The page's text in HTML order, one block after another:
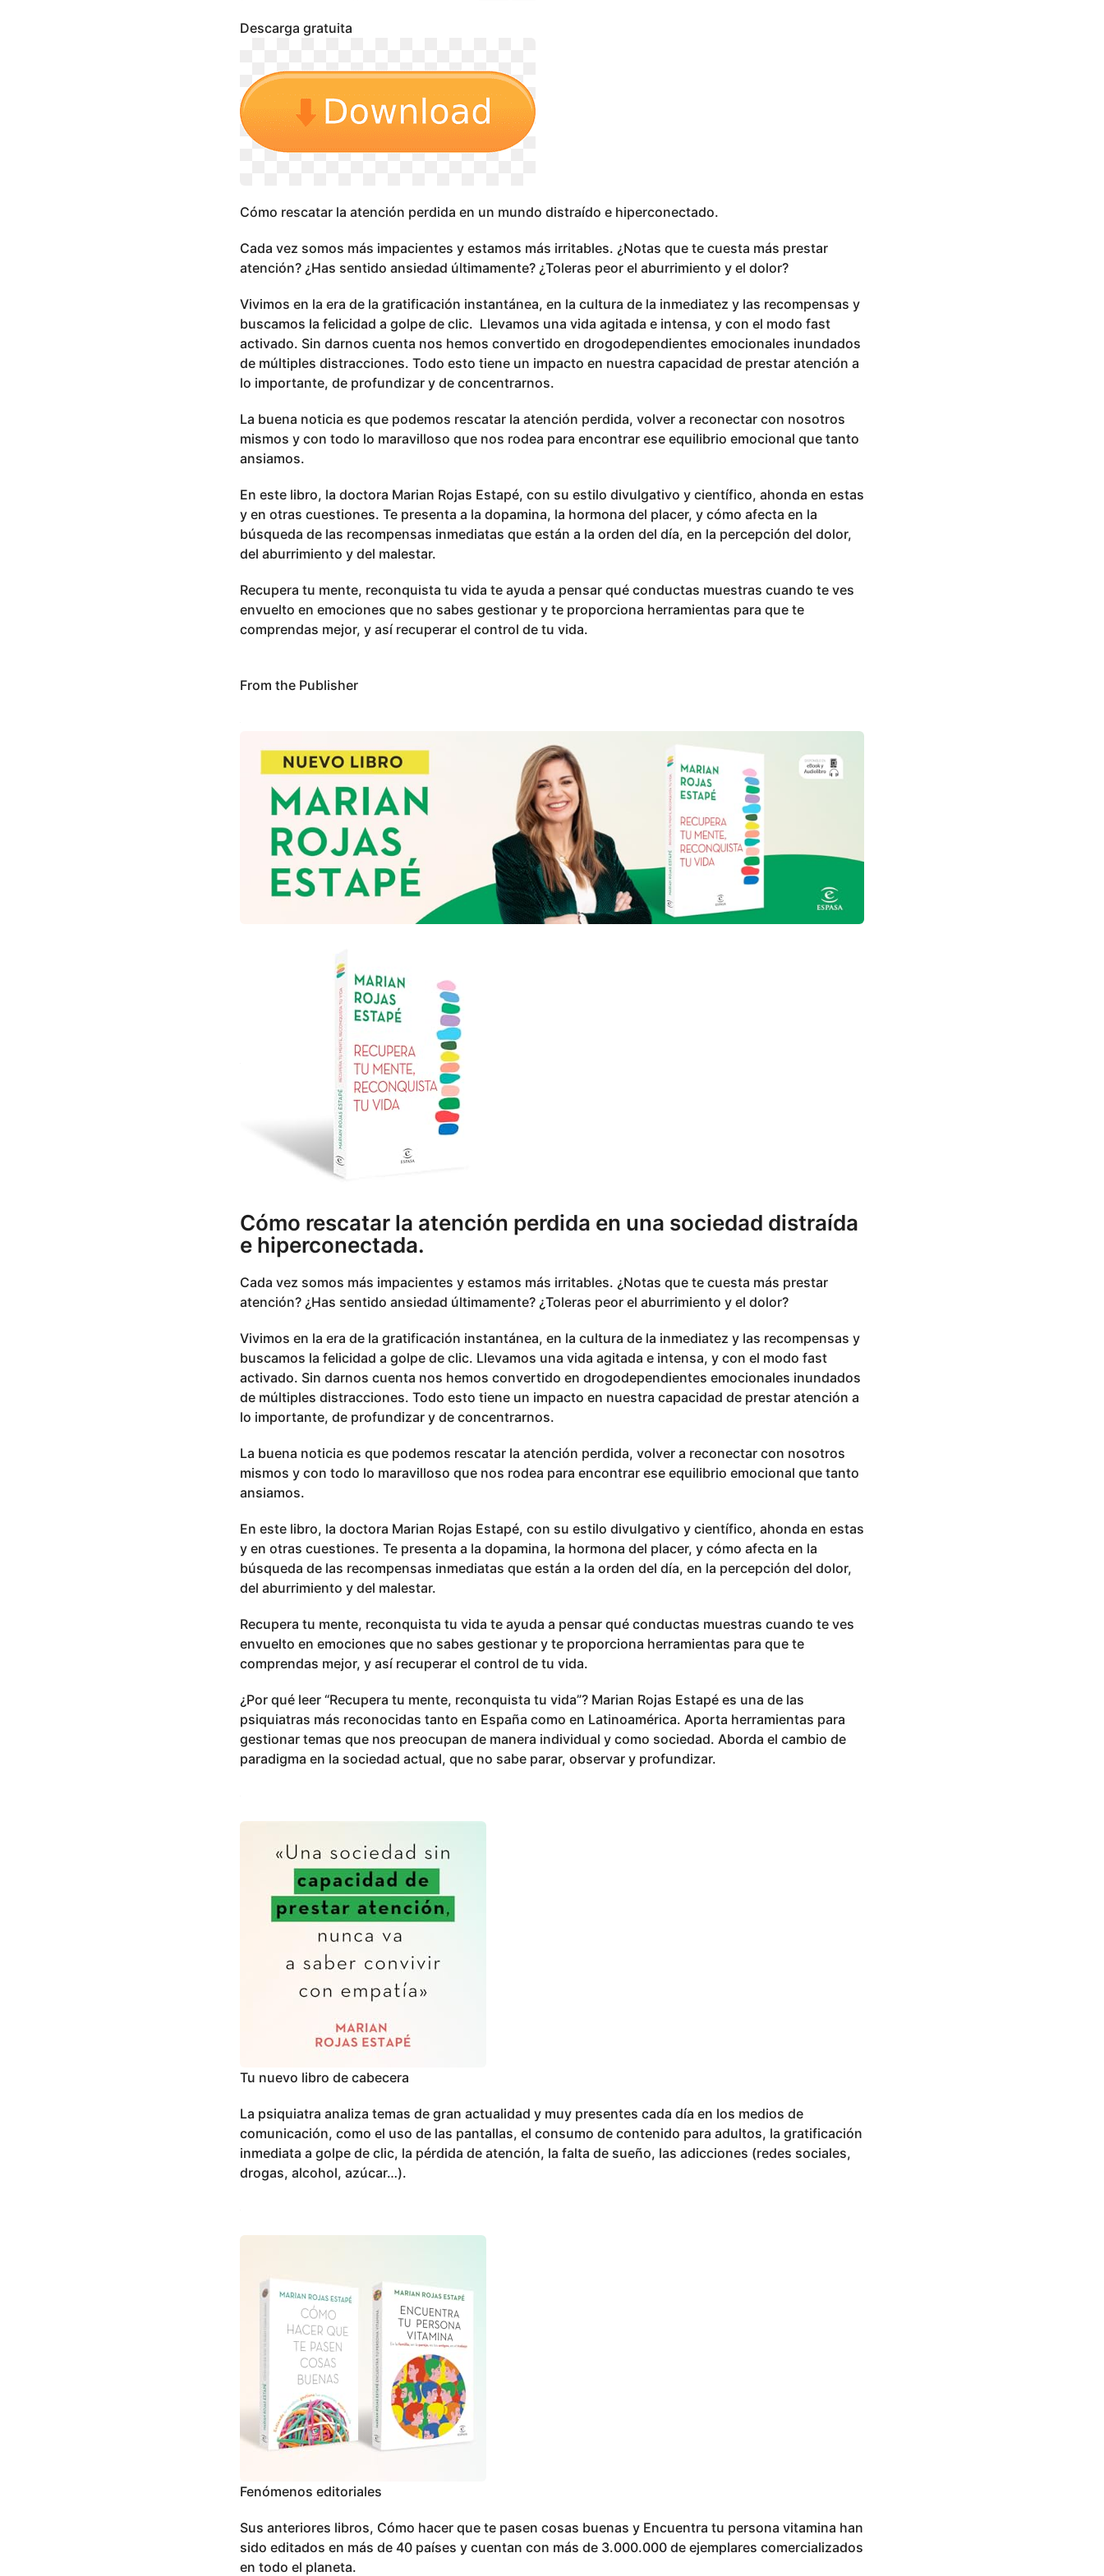
Descarga gratuita
Cómo rescatar la atención perdida en un mundo distraído e hiperconectado.
Cada vez somos más impacientes y estamos más irritables. ¿Notas que te cuesta más prestar
atención? ¿Has sentido ansiedad últimamente? ¿Toleras peor el aburrimiento y el dolor?
Vivimos en la era de la gratificación instantánea, en la cultura de la inmediatez y las recompensas y
buscamos la felicidad a golpe de clic. Llevamos una vida agitada e intensa, y con el modo fast
activado. Sin darnos cuenta nos hemos convertido en drogodependientes emocionales inundados
de múltiples distracciones. Todo esto tiene un impacto en nuestra capacidad de prestar atención a
lo importante, de profundizar y de concentrarnos.
La buena noticia es que podemos rescatar la atención perdida, volver a reconectar con nosotros
mismos y con todo lo maravilloso que nos rodea para encontrar ese equilibrio emocional que tanto
ansiamos.
En este libro, la doctora Marian Rojas Estapé, con su estilo divulgativo y científico, ahonda en estas
y en otras cuestiones. Te presenta a la dopamina, la hormona del placer, y cómo afecta en la
búsqueda de las recompensas inmediatas que están a la orden del día, en la percepción del dolor,
del aburrimiento y del malestar.
Recupera tu mente, reconquista tu vida te ayuda a pensar qué conductas muestras cuando te ves
envuelto en emociones que no sabes gestionar y te proporciona herramientas para que te
comprendas mejor, y así recuperar el control de tu vida.
From the Publisher
Cómo rescatar la atención perdida en una sociedad distraída
e hiperconectada.
Cada vez somos más impacientes y estamos más irritables. ¿Notas que te cuesta más prestar
atención? ¿Has sentido ansiedad últimamente? ¿Toleras peor el aburrimiento y el dolor?
Vivimos en la era de la gratificación instantánea, en la cultura de la inmediatez y las recompensas y
buscamos la felicidad a golpe de clic. Llevamos una vida agitada e intensa, y con el modo fast
activado. Sin darnos cuenta nos hemos convertido en drogodependientes emocionales inundados
de múltiples distracciones. Todo esto tiene un impacto en nuestra capacidad de prestar atención a
lo importante, de profundizar y de concentrarnos.
La buena noticia es que podemos rescatar la atención perdida, volver a reconectar con nosotros
mismos y con todo lo maravilloso que nos rodea para encontrar ese equilibrio emocional que tanto
ansiamos.
En este libro, la doctora Marian Rojas Estapé, con su estilo divulgativo y científico, ahonda en estas
y en otras cuestiones. Te presenta a la dopamina, la hormona del placer, y cómo afecta en la
búsqueda de las recompensas inmediatas que están a la orden del día, en la percepción del dolor,
del aburrimiento y del malestar.
Recupera tu mente, reconquista tu vida te ayuda a pensar qué conductas muestras cuando te ves
envuelto en emociones que no sabes gestionar y te proporciona herramientas para que te
comprendas mejor, y así recuperar el control de tu vida.
¿Por qué leer “Recupera tu mente, reconquista tu vida”? Marian Rojas Estapé es una de las
psiquiatras más reconocidas tanto en España como en Latinoamérica. Aporta herramientas para
gestionar temas que nos preocupan de manera individual y como sociedad. Aborda el cambio de
paradigma en la sociedad actual, que no sabe parar, observar y profundizar.
Tu nuevo libro de cabecera
La psiquiatra analiza temas de gran actualidad y muy presentes cada día en los medios de
comunicación, como el uso de las pantallas, el consumo de contenido para adultos, la gratificación
inmediata a golpe de clic, la pérdida de atención, la falta de sueño, las adicciones (redes sociales,
drogas, alcohol, azúcar…).
Fenómenos editoriales
Sus anteriores libros, Cómo hacer que te pasen cosas buenas y Encuentra tu persona vitamina han
sido editados en más de 40 países y cuentan con más de 3.000.000 de ejemplares comercializados
en todo el planeta.